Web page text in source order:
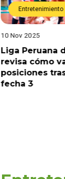
Entretenimiento
10 Nov 2025
Liga Peruana
revisa cómo
posiciones
fecha 3